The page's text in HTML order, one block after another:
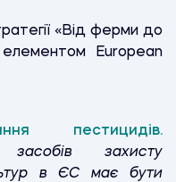
«Від ферми до
European
пестицидів.
засобів захисту
в ЄС має бути